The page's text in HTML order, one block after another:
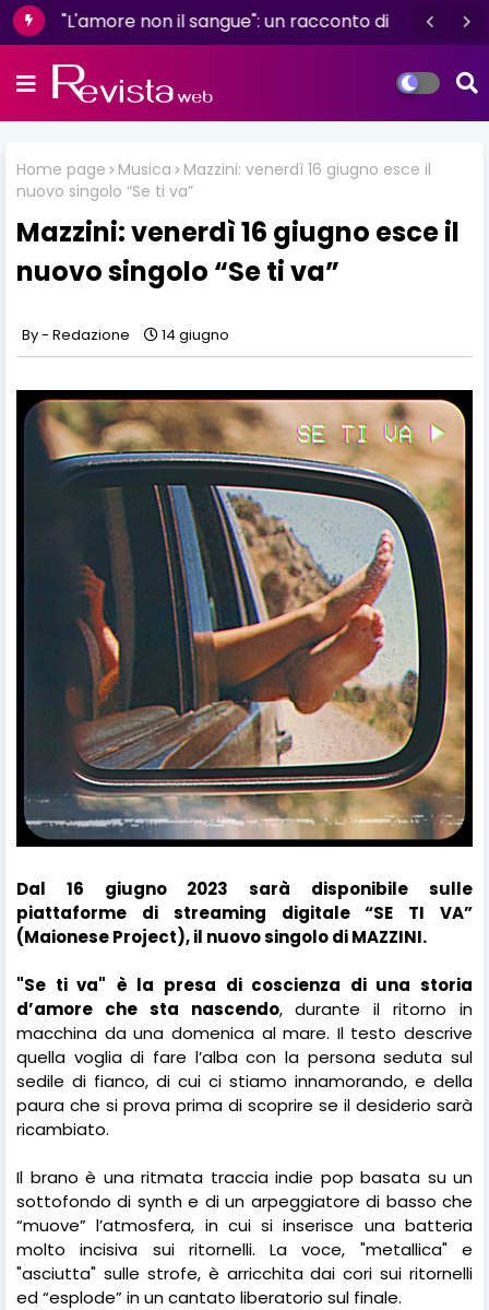
"L'amore non il sangue": un racconto di
Luisa D'Amico
Home page Musica
Mazzini: venerdì 16 giugno esce il
nuovo singolo “Se ti va”
Mazzini: venerdì 16 giugno esce il
nuovo singolo “Se ti va”
Redazione 14 giugno
Dal 16 giugno 2023 sarà disponibile sulle
piattaforme di streaming digitale “SE TI VA”
(Maionese Project), il nuovo singolo di MAZZINI.
"Se ti va" è la presa di coscienza di una storia
d’amore che sta nascendo, durante il ritorno in
macchina da una domenica al mare. Il testo descrive
quella voglia di fare l’alba con la persona seduta sul
sedile di fianco, di cui ci stiamo innamorando, e della
paura che si prova prima di scoprire se il desiderio sarà
ricambiato.
Il brano è una ritmata traccia indie pop basata su un
sottofondo di synth e di un arpeggiatore di basso che
“muove” l’atmosfera, in cui si inserisce una batteria
molto incisiva sui ritornelli. La voce, "metallica" e
"asciutta" sulle strofe, è arricchita dai cori sui ritornelli
ed “esplode” in un cantato liberatorio sul finale.